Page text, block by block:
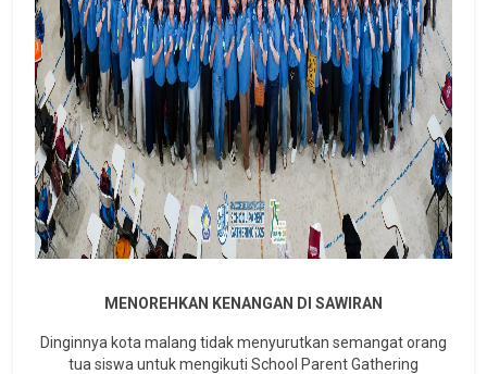
MENOREHKAN KENANGAN DI SAWIRAN
Dinginnya kota malang tidak menyurutkan semangat orang
tua siswa untuk mengikuti School Parent Gathering